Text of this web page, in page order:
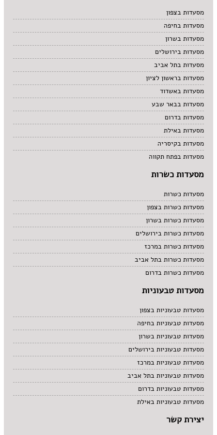
מרקים
מתוקים
סיני
סנדוויץ' בר
פאב
מסעדות בצפון
מסעדות בחיפה
מסעדות בשרון
מסעדות בירושלים
מסעדות בתל אביב
מסעדות בראשון לציון
מסעדות באשדוד
מסעדות בבאר שבע
מסעדות בדרום
מסעדות באילת
מסעדות בקיסריה
מסעדות בפתח תקווה
מסעדות כשרות
מסעדות כשרות
מסעדות כשרות בצפון
מסעדות כשרות בשרון
מסעדות כשרות בירושלים
מסעדות כשרות במרכז
מסעדות כשרות בתל אביב
מסעדות כשרות בדרום
מסעדות טבעוניות
מסעדות טבעוניות בצפון
מסעדות טבעוניות בחיפה
מסעדות טבעוניות בשרון
מסעדות טבעוניות בירושלים
מסעדות טבעוניות במרכז
מסעדות טבעוניות בתל אביב
מסעדות טבעוניות בדרום
מסעדות טבעוניות באילת
יצירת קשר